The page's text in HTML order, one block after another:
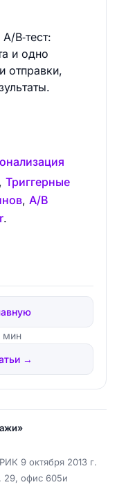
B‑тест:
и одно
отправки,
Триггерные
, A/B
.
→
9 октября 2013 г.
офис 605и